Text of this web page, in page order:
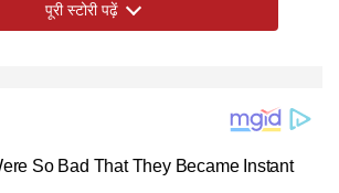
नहीं पड़ी। घायल पप्पू को पहले भद्रक जिला
किए गए कारतूस और दो जिंदा
पूरी स्टोरी पढ़ें